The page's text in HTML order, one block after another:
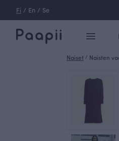
Fi / En / Se
Naiset / Naisten